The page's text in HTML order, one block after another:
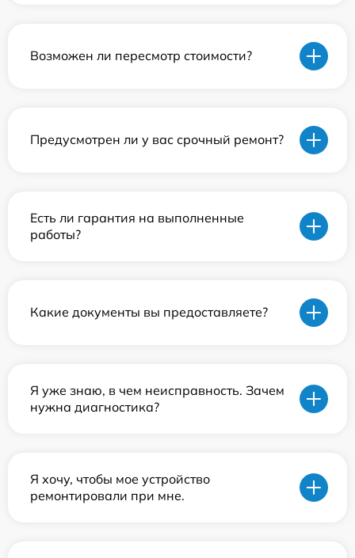
Возможен ли пересмотр стоимости?
Предусмотрен ли у вас срочный ремонт?
Есть ли гарантия на выполненные
работы?
Какие документы вы предоставляете?
Я уже знаю, в чем неисправность. Зачем
нужна диагностика?
Я хочу, чтобы мое устройство
ремонтировали при мне.